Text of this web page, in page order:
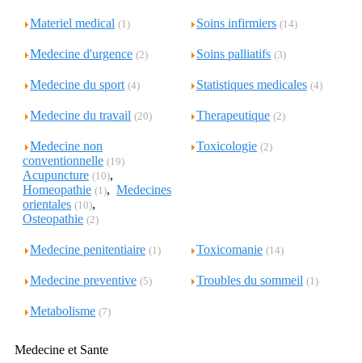
Materiel medical (1) Soins infirmiers (14)
Medecine d'urgence (2) Soins palliatifs (3)
Medecine du sport (4) Statistiques medicales (4)
Medecine du travail (20) Therapeutique (2)
Medecine non
conventionnelle (19)
Acupuncture (10),
Homeopathie (1), Medecines
orientales (10),
Osteopathie (2)
Toxicologie (2)
Medecine penitentiaire (1) Toxicomanie (14)
Medecine preventive (5) Troubles du sommeil (1)
Metabolisme (7)
Medecine et Sante